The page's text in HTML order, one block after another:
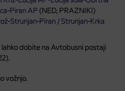
Piran AP (NED, PRAZNIKI)
Strunjan-Piran / Strunjan-Krka
dobite na Avtobusni postaji
vožnjo.